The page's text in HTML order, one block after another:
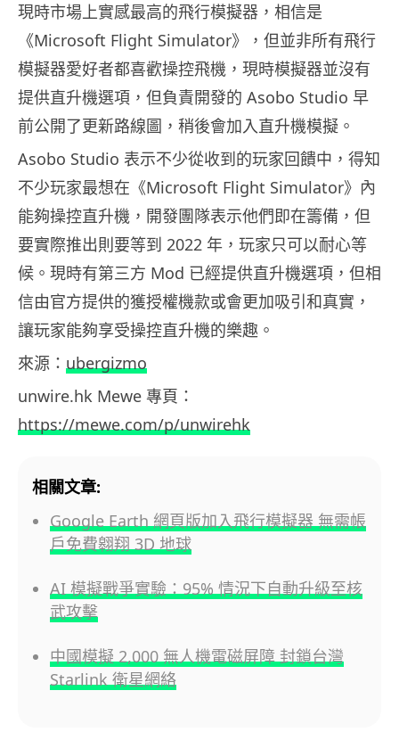
現時市場上實感最高的飛行模擬器，相信是
《Microsoft Flight Simulator》，但並非所有飛行
模擬器愛好者都喜歡操控飛機，現時模擬器並沒有
提供直升機選項，但負責開發的 Asobo Studio 早
前公開了更新路線圖，稍後會加入直升機模擬。
Asobo Studio 表示不少從收到的玩家回饋中，得知
不少玩家最想在《Microsoft Flight Simulator》內
能夠操控直升機，開發團隊表示他們即在籌備，但
要實際推出則要等到 2022 年，玩家只可以耐心等
候。現時有第三方 Mod 已經提供直升機選項，但相
信由官方提供的獲授權機款或會更加吸引和真實，
讓玩家能夠享受操控直升機的樂趣。
來源： ubergizmo
unwire.hk Mewe 專頁：
https://mewe.com/p/unwirehk
相關文章:
Google Earth 網頁版加入飛行模擬器 無需帳
戶免費翱翔 3D 地球
AI 模擬戰爭實驗：95% 情況下自動升級至核
武攻擊
中國模擬 2,000 無人機電磁屏障 封鎖台灣
Starlink 衛星網絡